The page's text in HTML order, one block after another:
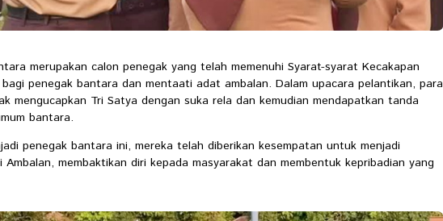
merupakan calon penegak yang telah memenuhi Syarat-syarat Kecakapan
bagi penegak bantara dan mentaati adat ambalan. Dalam upacara pelantikan, para
mengucapkan Tri Satya dengan suka rela dan kemudian mendapatkan tanda
bantara.
penegak bantara ini, mereka telah diberikan kesempatan untuk menjadi
Ambalan, membaktikan diri kepada masyarakat dan membentuk kepribadian yang